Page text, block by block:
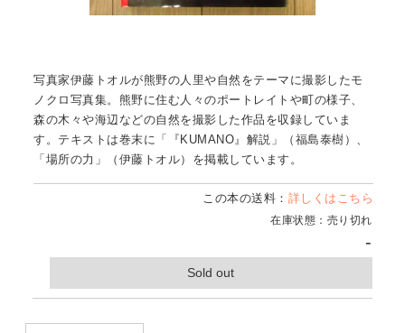
写真家伊藤トオルが熊野の人里や自然をテーマに撮影したモ
ノクロ写真集。熊野に住む人々のポートレイトや町の様子、
森の木々や海辺などの自然を撮影した作品を収録していま
す。テキストは巻末に「『KUMANO』解説」（福島泰樹）、
「場所の力」（伊藤トオル）を掲載しています。
この本の送料： 詳しくはこちら
在庫状態：売り切れ
-
Sold out